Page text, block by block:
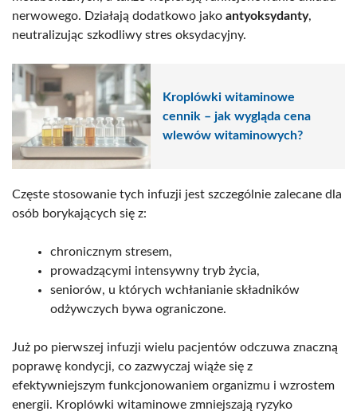
nerwowego. Działają dodatkowo jako antyoksydanty,
neutralizując szkodliwy stres oksydacyjny.
Kroplówki witaminowe
cennik – jak wygląda cena
wlewów witaminowych?
Częste stosowanie tych infuzji jest szczególnie zalecane dla
osób borykających się z:
chronicznym stresem,
prowadzącymi intensywny tryb życia,
seniorów, u których wchłanianie składników
odżywczych bywa ograniczone.
Już po pierwszej infuzji wielu pacjentów odczuwa znaczną
poprawę kondycji, co zazwyczaj wiąże się z
efektywniejszym funkcjonowaniem organizmu i wzrostem
energii. Kroplówki witaminowe zmniejszają ryzyko